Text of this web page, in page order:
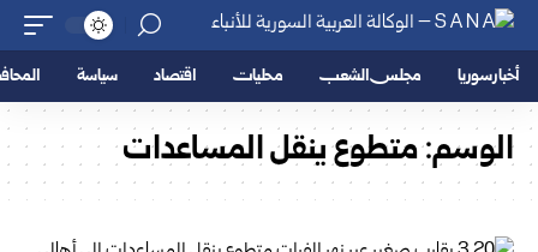
أخبار سوريا مجلس الشعب محليات اقتصاد سياسة
الوسم:متطوع ينقل المساعدات